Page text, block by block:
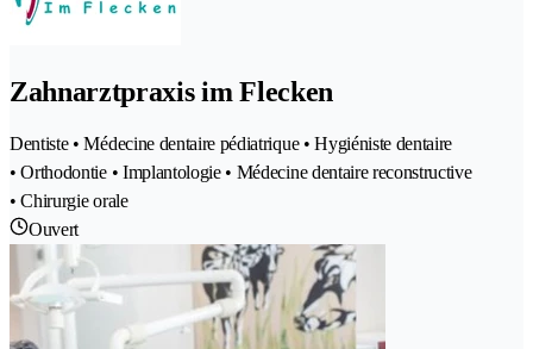
Zahnarztpraxis im Flecken
Dentiste • Médecine dentaire pédiatrique • Hygiéniste dentaire
• Orthodontie • Implantologie • Médecine dentaire reconstructive
• Chirurgie orale
Ouvert